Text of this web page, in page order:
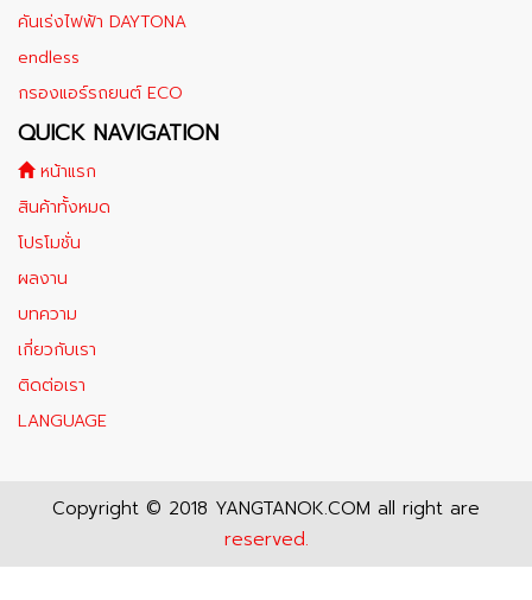
คันเร่งไฟฟ้า DAYTONA
endless
กรองแอร์รถยนต์ ECO
QUICK NAVIGATION
หน้าแรก
สินค้าทั้งหมด
โปรโมชั่น
ผลงาน
บทความ
เกี่ยวกับเรา
ติดต่อเรา
LANGUAGE
Copyright © 2018 YANGTANOK.COM all right are
reserved.